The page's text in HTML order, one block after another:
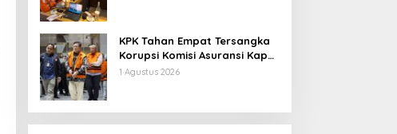
KPK Tahan Empat Tersangka
Korupsi Komisi Asuransi Kapal
PT Pelni
1 Agustus 2026